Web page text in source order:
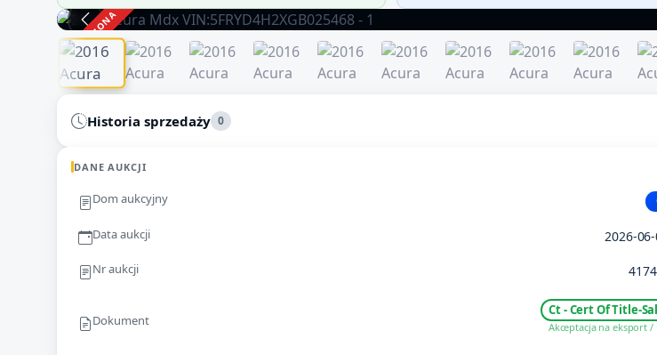
ZAKOŃCZONA
Historia sprzedaży 0
DANE AUKCJI
Dom aukcyjny
Data aukcji 2026-
Nr aukcji
Dokument
Ct - Cert Of Title-
Akceptacja na eksport /